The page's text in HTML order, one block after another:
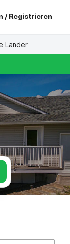
/ Registrieren
Länder